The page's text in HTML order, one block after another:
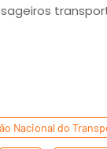
Nacional do